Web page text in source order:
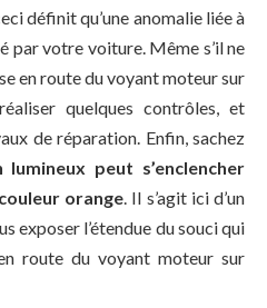
définit qu’une anomalie liée à
par votre voiture. Même s’il ne
en route du voyant moteur sur
quelques contrôles, et
de réparation. Enfin, sachez
lumineux peut s’enclencher
orange. Il s’agit ici d’un
exposer l’étendue du souci qui
route du voyant moteur sur